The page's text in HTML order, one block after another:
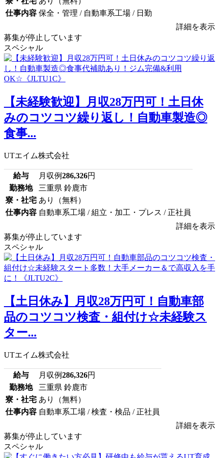
仕事内容 保全・管理 / 自動車系工場 / 日勤
詳細を表示
募集が停止しています
スペシャル
【未経験歓迎】月収28万円可！土日休
みのコツコツ繰り返し！自動車製造◎
食事...
UTエイム株式会社
給与 月収例286,326円
勤務地
三重県 鈴鹿市
寮・社宅 あり（無料）
仕事内容 自動車系工場 / 組立・加工・プレス / 正社員
詳細を表示
募集が停止しています
スペシャル
【土日休み】月収28万円可！自動車部
品のコツコツ検査・組付け☆未経験ス
ター...
UTエイム株式会社
給与 月収例286,326円
勤務地
三重県 鈴鹿市
寮・社宅 あり（無料）
仕事内容 自動車系工場 / 検査・検品 / 正社員
詳細を表示
募集が停止しています
スペシャル